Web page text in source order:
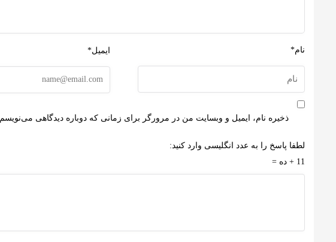
نام* ایمیل*
ذخیره نام، ایمیل و وبسایت من در مرورگر برای زمانی که دوباره دیدگاهی می‌نویسم.
لطفا پاسخ را به عدد انگلیسی وارد کنید:
11 + ده =